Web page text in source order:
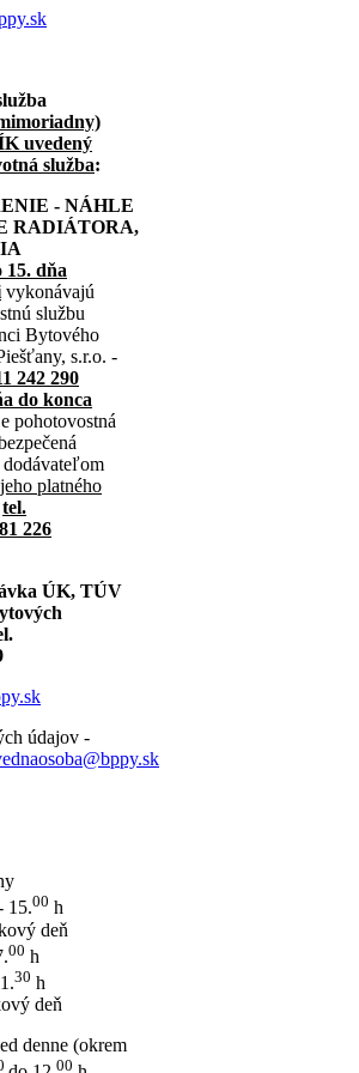
uvedený
služba:
- NÁHLE
RADIÁTORA,
15. dňa
vykonávajú
službu
Bytového
s.r.o. -
242 290
do konca
pohotovostná
platného
tel.
226
ÚK, TÚV
údajov -
15.00 h
deň
00 h
30 h
deň
denne (okrem
00